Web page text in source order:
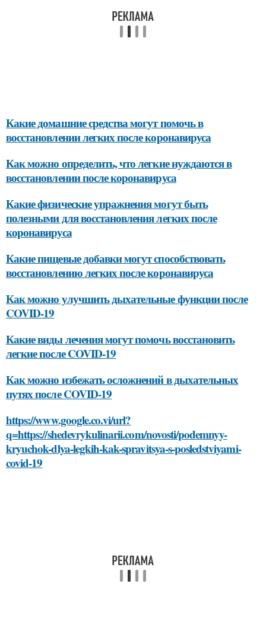
Какие домашние средства могут помочь в
восстановлении легких после коронавируса
Как можно определить, что легкие нуждаются в
восстановлении после коронавируса
Какие физические упражнения могут быть
полезными для восстановления легких после
коронавируса
Какие пищевые добавки могут способствовать
восстановлению легких после коронавируса
Как можно улучшить дыхательные функции после
COVID-19
Какие виды лечения могут помочь восстановить
легкие после COVID-19
Как можно избежать осложнений в дыхательных
путях после COVID-19
https://www.google.co.vi/url?
q=https://shedevrykulinarii.com/novosti/podemnyy-
kryuchok-dlya-legkih-kak-spravitsya-s-posledstviyami-
covid-19